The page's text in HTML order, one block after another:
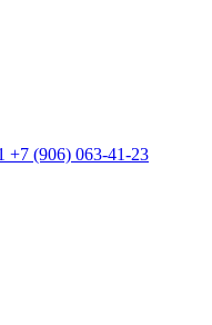
+7 (906) 063-41-23